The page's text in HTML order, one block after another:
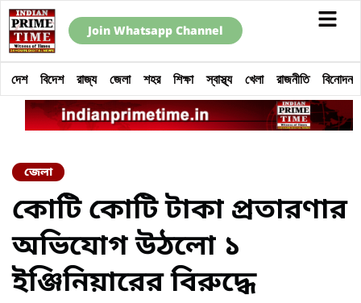
Join Whatsapp Channel
দেশ বিদেশ রাজ্য জেলা শহর শিক্ষা স্বাস্থ্য খেলা রাজনীতি বিনোদন
জেলা
কোটি কোটি টাকা প্রতারণার
অভিযোগ উঠলো ১
ইঞ্জিনিয়ারের বিরুদ্ধে